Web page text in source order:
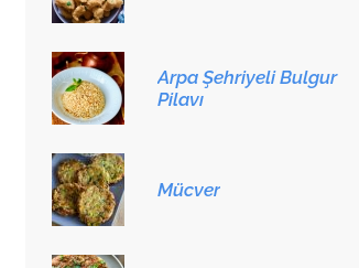
Arpa Şehriyeli Bulgur
Pilavı
Mücver